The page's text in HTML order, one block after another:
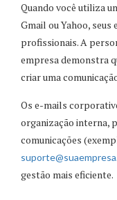
Quando você utiliza
Gmail ou Yahoo,
profissionais. A
empresa demonstra
criar uma
Os e-mails
organização interna,
comunicações
suporte@suaempresa
gestão mais eficiente.